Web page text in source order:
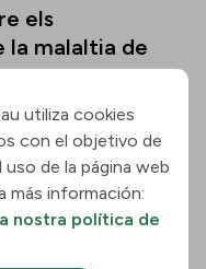
els
la malaltia de
Llegir la notícia
el
utiliza cookies
con el objetivo de
uso de la página web
más información:
nostra política de